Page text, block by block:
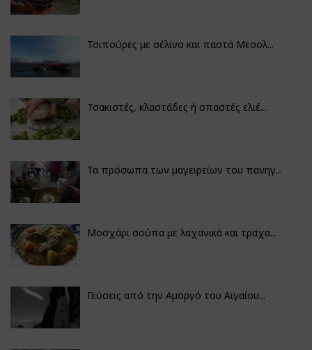
Τσιπούρες με σέλινο και παστά Μεσολ...
Τσακιστές, κλαστάδες ή σπαστές ελιέ...
Τα πρόσωπα των μαγειρείων του πανηγ...
Μοσχάρι σούπα με λαχανικά και τραχα...
Γεύσεις από την Αμοργό του Αιγαίου...